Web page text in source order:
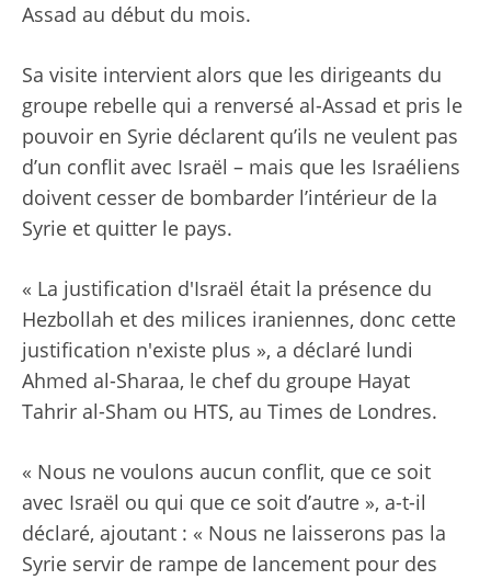
Assad au début du mois.
Sa visite intervient alors que les dirigeants du
groupe rebelle qui a renversé al-Assad et pris le
pouvoir en Syrie déclarent qu’ils ne veulent pas
d’un conflit avec Israël – mais que les Israéliens
doivent cesser de bombarder l’intérieur de la
Syrie et quitter le pays.
« La justification d'Israël était la présence du
Hezbollah et des milices iraniennes, donc cette
justification n'existe plus », a déclaré lundi
Ahmed al-Sharaa, le chef du groupe Hayat
Tahrir al-Sham ou HTS, au Times de Londres.
« Nous ne voulons aucun conflit, que ce soit
avec Israël ou qui que ce soit d’autre », a-t-il
déclaré, ajoutant : « Nous ne laisserons pas la
Syrie servir de rampe de lancement pour des